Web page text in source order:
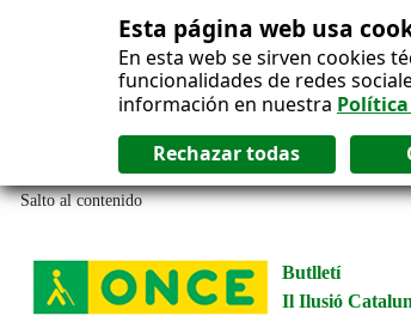
Esta página web usa
En esta web se sirven cookies
funcionalidades de redes
información en nuestra
Salto al contenido
Butlletí
Il Ilusió